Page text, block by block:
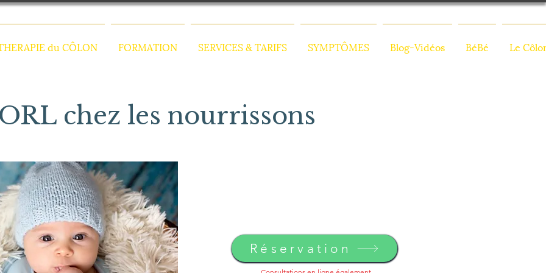
du CÔLON FORMATION SERVICES & TARIFS SYMPTÔMES Blog-Vidéos BéBé Le
chez les nourrissons
Réservation